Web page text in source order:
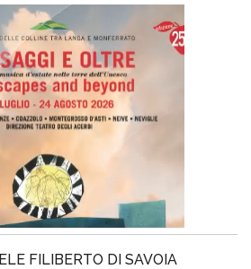
FILIBERTO DI SAVOIA